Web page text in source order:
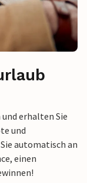
erhalten Sie
und
automatisch an
einen